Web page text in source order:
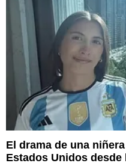
El drama de una
Estados Unidos desde